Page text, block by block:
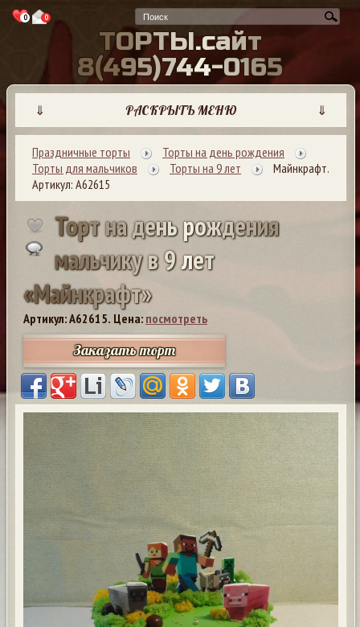
0 0
ТОРТЫ.сайт
8(495)744-0165
⇓ РАСКРЫТЬ МЕНЮ ⇓
Праздничные торты
Торты на день рождения
Торты для мальчиков
Торты на 9 лет
Майнкрафт.
Артикул: А62615
Тортнаденьрождения
мальчикув9лет
«Майнкрафт»
Артикул: A62615. Цена: посмотреть
Заказать торт